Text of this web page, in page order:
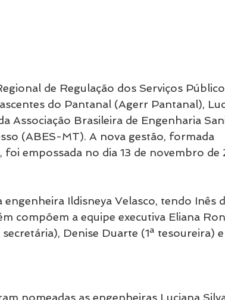
de Regulação dos Serviços
do Pantanal (Agerr Pantanal),
Associação Brasileira de Engenharia
(ABES-MT). A nova gestão, formada
empossada no dia 13 de novembro de
Ildisneya Velasco, tendo Inês
compõem a equipe executiva Eliana
Denise Duarte (1ª tesoureira)
nomeadas as engenheiras Luciana